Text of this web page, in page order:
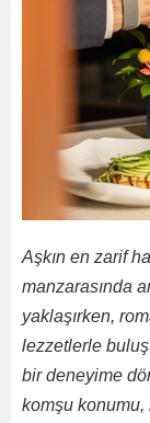
Aşkın en zarif
manzarasında
yaklaşırken,
lezzetlerle
bir deneyime
komşu konumu,